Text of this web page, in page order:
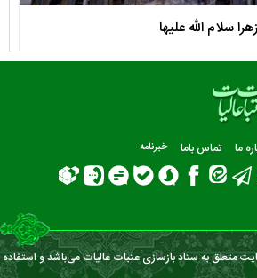
الله علیها
ما تماس باما خبرنامه
متعلق به ستاد بازسازی عتبات عالیات می‌باشد و استفاده